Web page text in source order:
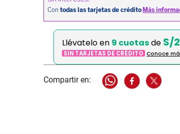
Llévatelo en 9 cuotasde S/
SIN TARJETAS DE CRÉDITO Conoce